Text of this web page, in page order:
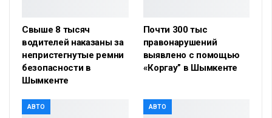
Свыше 8 тысяч
водителей наказаны за
непристегнутые ремни
безопасности в
Шымкенте
Почти 300 тыс
правонарушений
выявлено с помощью
«Коргау” в Шымкенте
АВТО АВТО